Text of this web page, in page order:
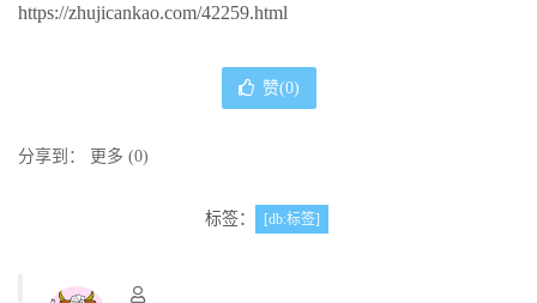
https://zhujicankao.com/42259.html
赞(0)
分享到： 更多 (0)
标签： [db:标签]